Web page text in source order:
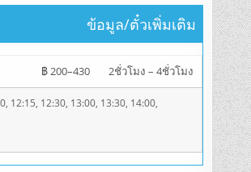
ข้อมูล/ตั๋วเพิ่มเติม
฿ 200–430 2ชั่วโมง – 4ชั่วโมง
12:15, 12:30, 13:00, 13:30, 14:00,